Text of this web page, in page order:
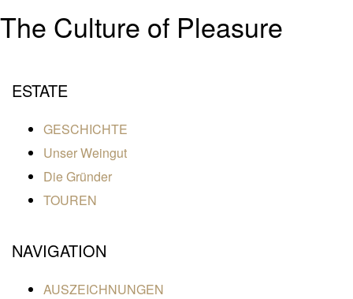
The Culture of Pleasure
ESTATE
GESCHICHTE
Unser Weingut
Die Gründer
TOUREN
NAVIGATION
AUSZEICHNUNGEN